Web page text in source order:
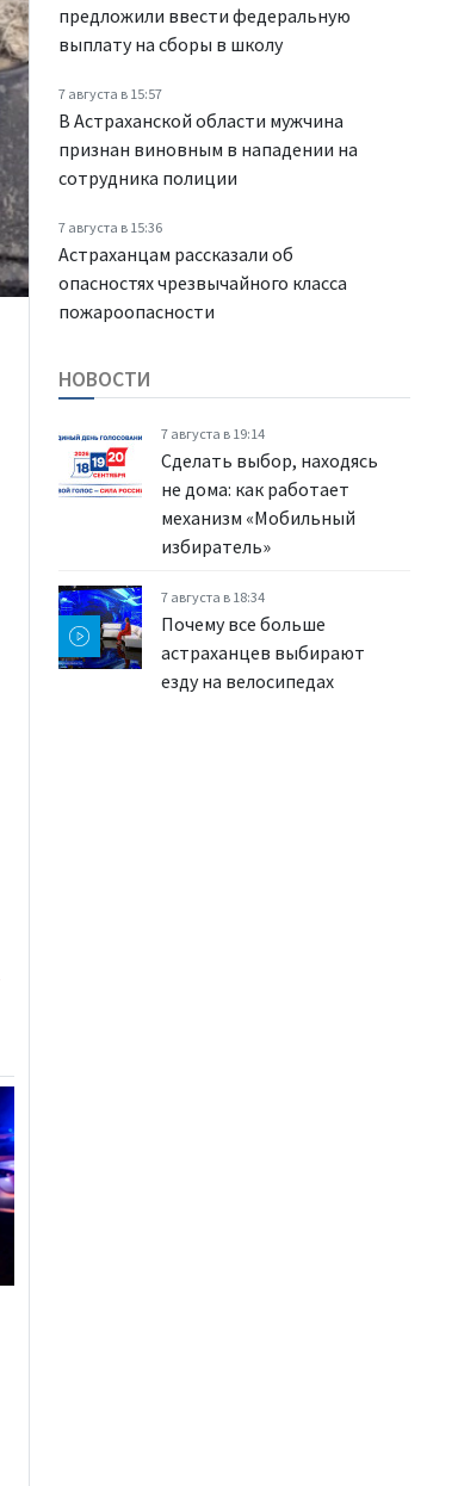
предложили ввести федеральную
выплату на сборы в школу
7 августа в 15:57
В Астраханской области мужчина
признан виновным в нападении на
сотрудника полиции
7 августа в 15:36
Астраханцам рассказали об
опасностях чрезвычайного класса
пожароопасности
НОВОСТИ
7 августа в 19:14
Сделать выбор, находясь
не дома: как работает
механизм «Мобильный
избиратель»
7 августа в 18:34
Почему все больше
астраханцев выбирают
езду на велосипедах